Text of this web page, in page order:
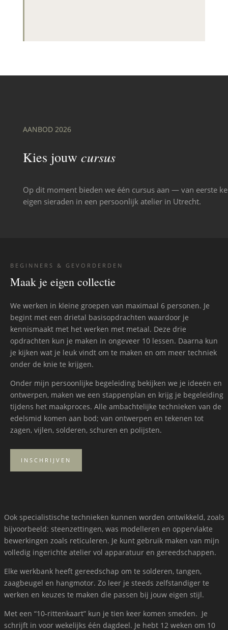
AANBOD 2026
Kies jouw cursus
Op dit moment bieden we één cursus aan — van eerste
eigen sieraden in een persoonlijk atelier in Utrecht.
BEGINNERS & GEVORDERDEN
Maak je eigen collectie
We werken in kleine groepen van maximaal 6 personen. Je
begint met een drietal basisopdrachten waardoor je
kennismaakt met het werken met metaal. Deze drie
opdrachten kun je maken in ongeveer 10 lessen. Daarna kun
je kijken wat je leuk vindt om te maken en om meer techniek
onder de knie te krijgen.
Onder mijn persoonlijke begeleiding bekijken we je ideeën en
ontwerpen, maken we een stappenplan en krijg je begeleiding
tijdens het maakproces. Alle ambachtelijke technieken van de
edelsmid komen aan bod; van ontwerpen en tekenen tot
zagen, vijlen, solderen, schuren en polijsten.
INSCHRIJVEN
Ook specialistische technieken kunnen worden ontwikkeld, zoals
bijvoorbeeld: steenzettingen, was modelleren en oppervlakte
bewerkingen zoals reticuleren. Je kunt gebruik maken van mijn
volledig ingerichte atelier vol apparatuur en gereedschappen.
Elke werkbank heeft gereedschap om te solderen, tangen,
zaagbeugel en hangmotor. Zo leer je steeds zelfstandiger te
werken en keuzes te maken die passen bij jouw eigen stijl.
Met een “10-rittenkaart” kun je tien keer komen smeden. Je
schrijft in voor wekelijks één dagdeel. Je hebt 12 weken om 10